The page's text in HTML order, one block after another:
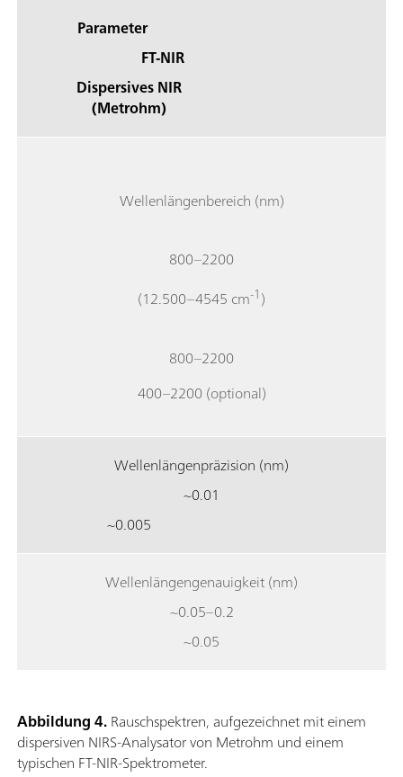
Parameter
FT-NIR
Dispersives NIR
(Metrohm)
Wellenlängenbereich (nm)
800–2200
(12.500–4545 cm-1)
800–2200
400–2200 (optional)
Wellenlängenpräzision (nm)
~0.01
~0.005
Wellenlängengenauigkeit (nm)
~0.05–0.2
~0.05
Abbildung 4.Rauschspektren, aufgezeichnet mit einem
dispersiven NIRS-Analysator von Metrohm und einem
typischen FT-NIR-Spektrometer.